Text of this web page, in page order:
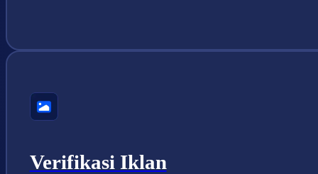
Verifikasi Iklan